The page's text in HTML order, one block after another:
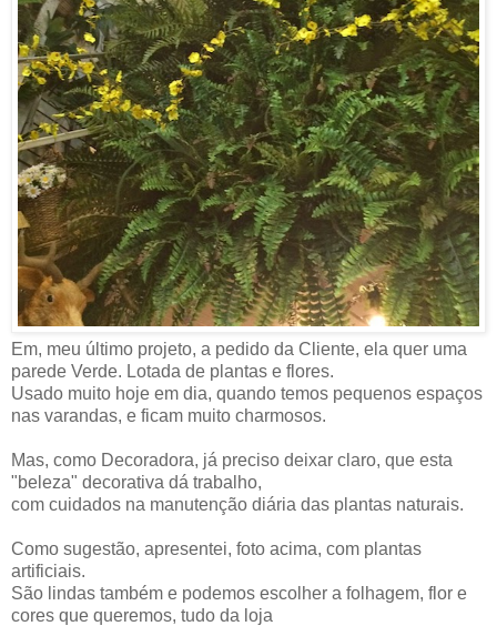
Em, meu último projeto, a pedido da Cliente, ela quer uma
parede Verde. Lotada de plantas e flores.
Usado muito hoje em dia, quando temos pequenos espaços
nas varandas, e ficam muito charmosos.
Mas, como Decoradora, já preciso deixar claro, que esta
"beleza" decorativa dá trabalho,
com cuidados na manutenção diária das plantas naturais.
Como sugestão, apresentei, foto acima, com plantas
artificiais.
São lindas também e podemos escolher a folhagem, flor e
cores que queremos, tudo da loja